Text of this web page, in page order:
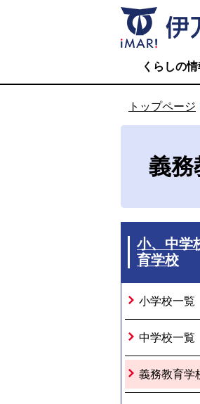
くらしの情
トップページ
義務
小、中学
育学校
小学校一覧
中学校一覧
義務教育学